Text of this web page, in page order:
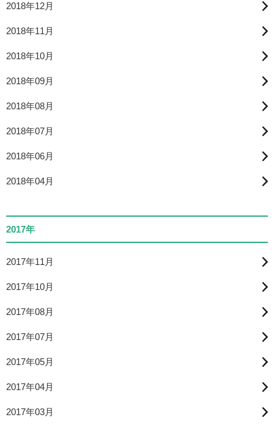
2018年12月
2018年11月
2018年10月
2018年09月
2018年08月
2018年07月
2018年06月
2018年04月
2017年
2017年11月
2017年10月
2017年08月
2017年07月
2017年05月
2017年04月
2017年03月